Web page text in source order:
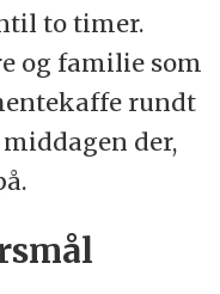
to timer.
og familie som
rundt
der,